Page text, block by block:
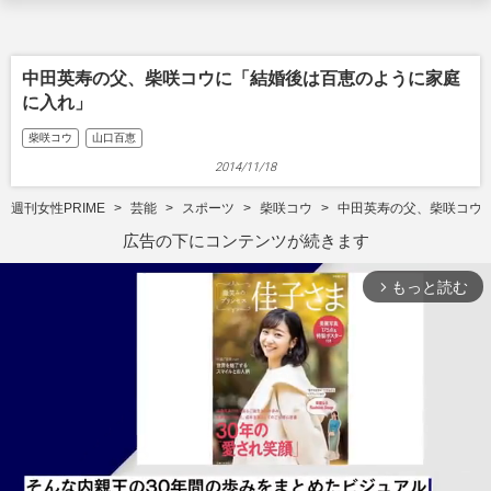
中田英寿の父、柴咲コウに「結婚後は百恵のように家庭
に入れ」
柴咲コウ 山口百恵
2014/11/18
週刊女性PRIME 芸能 スポーツ 柴咲コウ 中田英寿の父、柴咲コウ
広告の下にコンテンツが続きます
arrow_forward_ios もっと読む